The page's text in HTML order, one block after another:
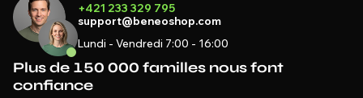
+421 233 329 795
support@beneoshop.com
Lundi - Vendredi 7:00 - 16:00
Plus de 150 000 familles nous font
confiance